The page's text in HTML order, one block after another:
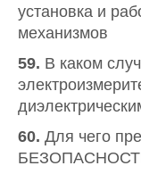
установка и
механизмов
59. В каком
60. Для чего